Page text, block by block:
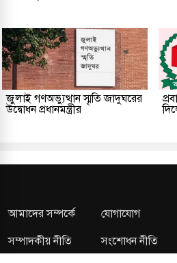
জুলাই গণঅভ্যুত্থান স্মৃতি জাদুঘরের
উদ্বোধন প্রধানমন্ত্রীর
আমাদের সম্পর্কে যোগাযোগ
সম্পাদকীয় নীতি
সংশোধন নীতি